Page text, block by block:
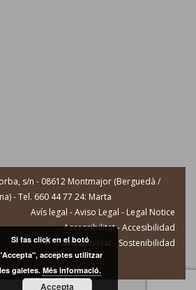
s/n - 08612 Montmajor (Berguedà /
- Tel. 660 44 77 24: Marta
Avís legal - Aviso Legal - Legal Notice
Accessibilitat - Accesibilidad
Sostenibilitat - Sostenibilidad
Si fas click en el botó
acceptes utilitzar
les galetes. Més informació.
Accepta